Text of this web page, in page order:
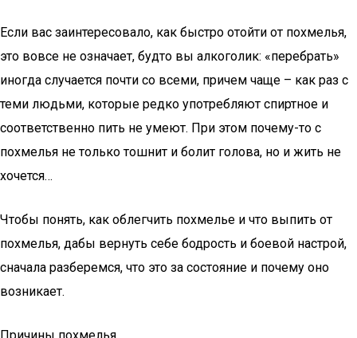
Если вас заинтересовало, как быстро отойти от похмелья,
это вовсе не означает, будто вы алкоголик: «перебрать»
иногда случается почти со всеми, причем чаще – как раз с
теми людьми, которые редко употребляют спиртное и
соответственно пить не умеют. При этом почему-то с
похмелья не только тошнит и болит голова, но и жить не
хочется…
Чтобы понять, как облегчить похмелье и что выпить от
похмелья, дабы вернуть себе бодрость и боевой настрой,
сначала разберемся, что это за состояние и почему оно
возникает.